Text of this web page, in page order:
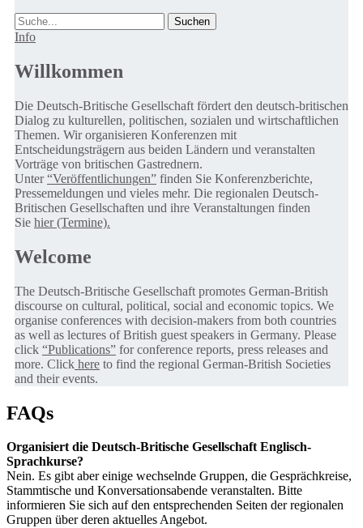
Suche
Info
Willkommen
Die Deutsch-Britische Gesellschaft fördert den deutsch-britischen
Dialog zu kulturellen, politischen, sozialen und wirtschaftlichen
Themen. Wir organisieren Konferenzen mit
Entscheidungsträgern aus beiden Ländern und veranstalten
Vorträge von britischen Gastrednern.
Unter“Veröffentlichungen” finden Sie Konferenzberichte,
Pressemeldungen und vieles mehr. Die regionalen Deutsch-
Britischen Gesellschaften und ihre Veranstaltungen finden
Sie hier (Termine).
Welcome
The Deutsch-Britische Gesellschaft promotes German-British
discourse on cultural, political, social and economic topics. We
organise conferences with decision-makers from both countries
as well as lectures of British guest speakers in Germany. Please
click “Publications” for conference reports, press releases and
more. Click here to find the regional German-British Societies
and their events.
FAQs
Organisiert die Deutsch-Britische Gesellschaft Englisch-
Sprachkurse?
Nein. Es gibt aber einige wechselnde Gruppen, die Gesprächkreise,
Stammtische und Konversationsabende veranstalten. Bitte
informieren Sie sich auf den entsprechenden Seiten der regionalen
Gruppen über deren aktuelles Angebot.